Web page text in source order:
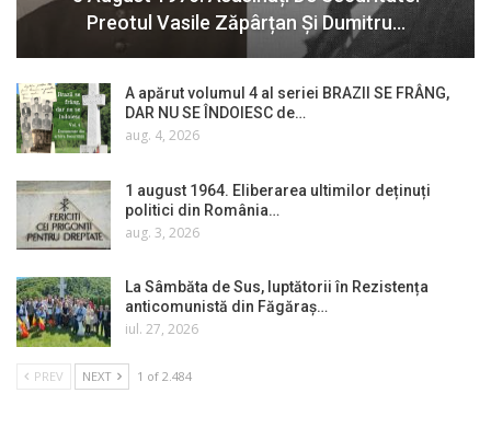
Preotul Vasile Zăpârțan Și Dumitru…
A apărut volumul 4 al seriei BRAZII SE FRÂNG,
DAR NU SE ÎNDOIESC de…
aug. 4, 2026
1 august 1964. Eliberarea ultimilor deținuți
politici din România…
aug. 3, 2026
La Sâmbăta de Sus, luptătorii în Rezistența
anticomunistă din Făgăraș…
iul. 27, 2026
PREV NEXT 1 of 2.484